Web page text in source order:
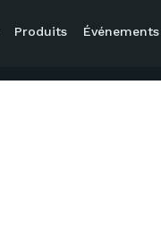
Produits Événements